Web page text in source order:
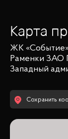
Карта
ЖК
Раменки ЗАО
Западный
Сохранить